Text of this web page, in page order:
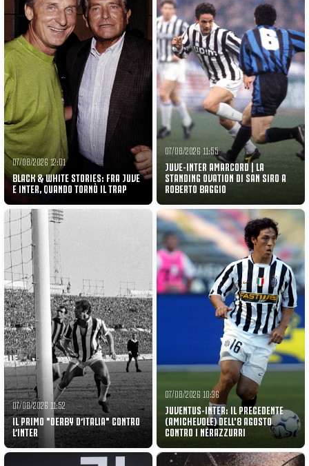
07/08/2026 12:01
BLACK & WHITE STORIES: FRA JUVE
E INTER, QUANDO TORNÒ IL TRAP
07/08/2026 11:55
JUVE-INTER AMARCORD | LA
STANDING OVATION DI SAN SIRO A
ROBERTO BAGGIO
07/08/2026 11:52
IL PRIMO "DERBY D’ITALIA" CONTRO
L’INTER
07/08/2026 10:36
JUVENTUS-INTER: IL PRECEDENTE
(AMICHEVOLE) DELL'8 AGOSTO
CONTRO I NERAZZURRI